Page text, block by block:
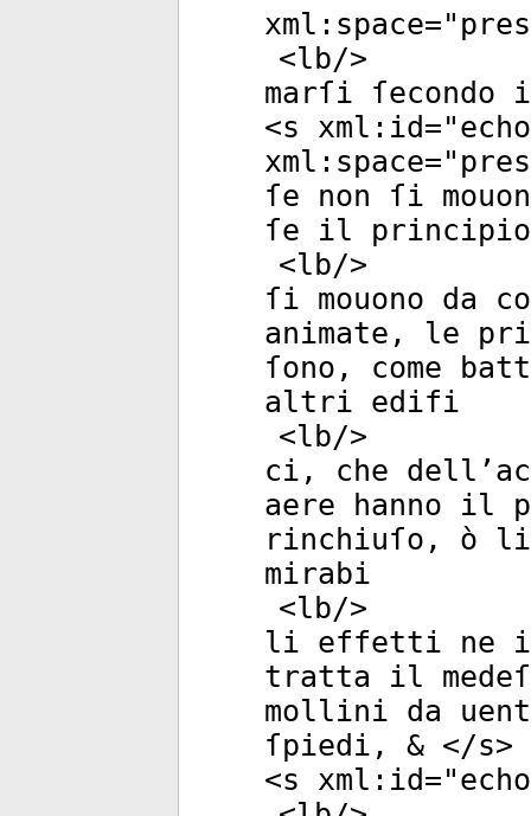
xml:space="
<lb/>
marſi
<s xml:id="
xml:space="
ſe non ſi
ſe il principio
<lb/>
ſi mouono da
animate, le
ſono, come
altri edifi
<lb/>
ci, che
aere hanno il
rinchiuſo, ò
mirabi
<lb/>
li effetti ne i
tratta il
mollini da
ſpiedi, & </s>
<s xml:id="